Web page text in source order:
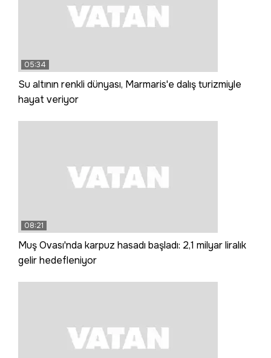
05:34
Su altının renkli dünyası, Marmaris'e dalış turizmiyle
hayat veriyor
08:21
Muş Ovası'nda karpuz hasadı başladı: 2,1 milyar liralık
gelir hedefleniyor